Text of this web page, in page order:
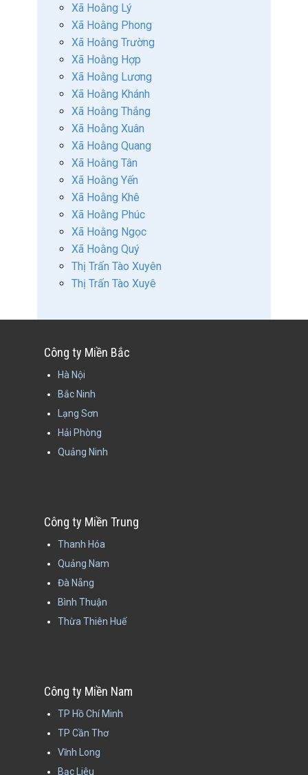
Xã Hoằng Lý
Xã Hoằng Phong
Xã Hoằng Trường
Xã Hoằng Hợp
Xã Hoằng Lương
Xã Hoằng Khánh
Xã Hoằng Thắng
Xã Hoằng Xuân
Xã Hoằng Quang
Xã Hoằng Tân
Xã Hoằng Yến
Xã Hoằng Khê
Xã Hoằng Phúc
Xã Hoằng Ngọc
Xã Hoằng Quý
Thị Trấn Tào Xuyên
Thị Trấn Tào Xuyê
Công ty Miền Bắc
Hà Nội
Bắc Ninh
Lạng Sơn
Hải Phòng
Quảng Ninh
Công ty Miền Trung
Thanh Hóa
Quảng Nam
Đà Nẵng
Bình Thuận
Thừa Thiên Huế
Công ty Miền Nam
TP Hồ Chí Minh
TP Cần Thơ
Vĩnh Long
Bạc Liêu